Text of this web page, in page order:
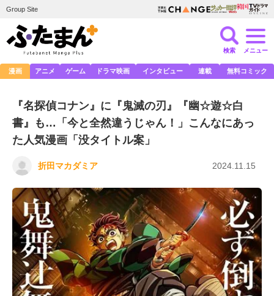
Group Site
検索 メニュー
漫画 アニメ ゲーム ドラマ映画 インタビュー 連載 無料コミック
『名探偵コナン』に『鬼滅の刃』『幽☆遊☆白
書』も…「今と全然違うじゃん！」こんなにあっ
た人気漫画「没タイトル案」
折田マカダミア 2024.11.15